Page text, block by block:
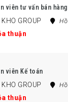
viên tư vấn bán hàng
KHO GROUP
thuận
viên Kế toán
KHO GROUP
thuận